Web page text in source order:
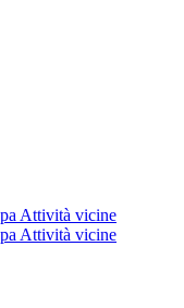
Attività vicine
Attività vicine